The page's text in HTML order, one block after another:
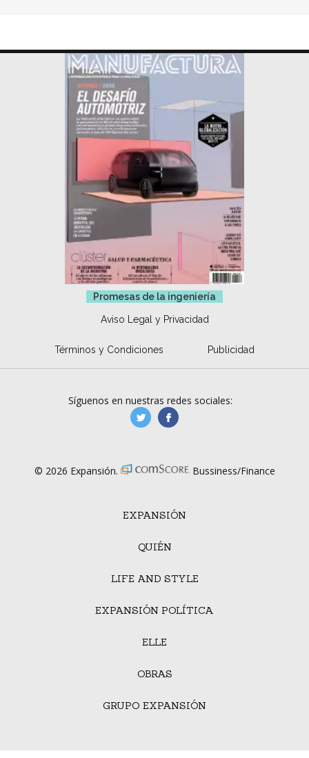
Promesas de la ingeniería
Aviso Legal y Privacidad
Términos y Condiciones Publicidad
EXPANSIÓN
QUIÉN
LIFE AND STYLE
EXPANSIÓN POLÍTICA
ELLE
OBRAS
GRUPO EXPANSIÓN
Síguenos en nuestras redes sociales:
manufacturaGE
© 2026 Expansión. Bussiness/Finance